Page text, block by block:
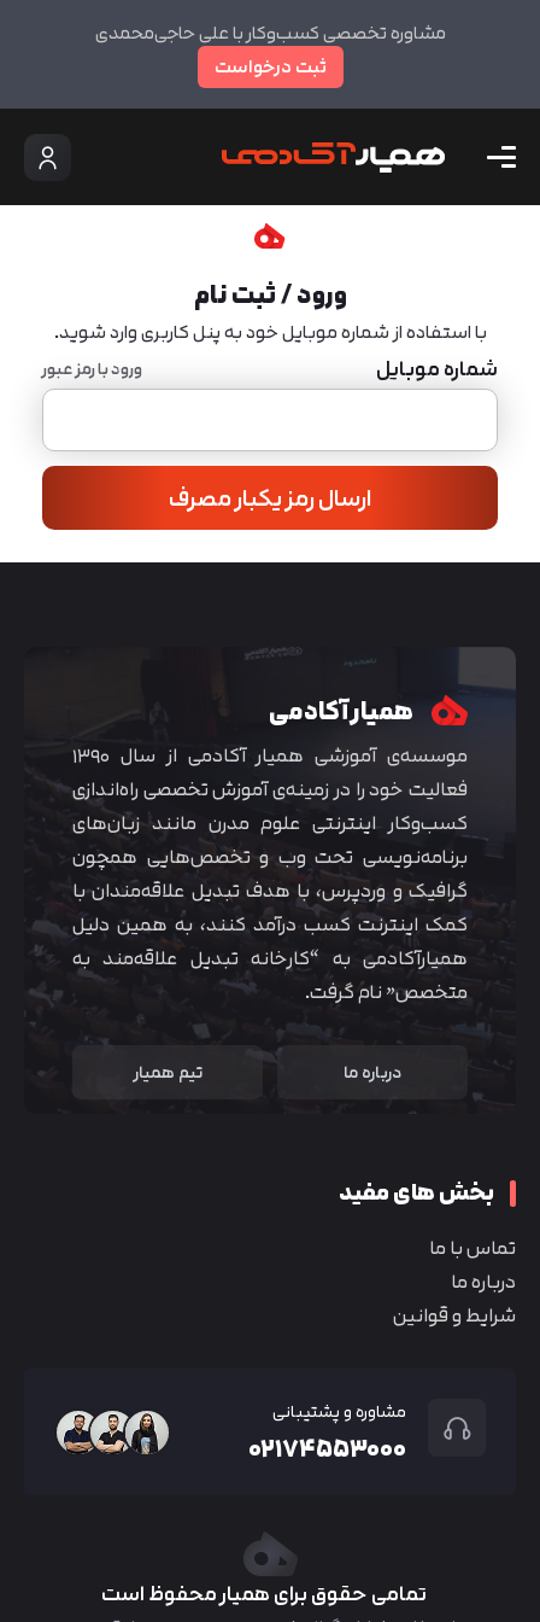
مشاوره تخصصی کسب‌وکار با علی حاجی‌محمدی
ثبت درخواست
ورود / ثبت نام
با استفاده از شماره موبایل خود به پنل کاربری وارد شوید.
شماره موبایل ورود با رمز عبور
ارسال رمز یکبار مصرف
همیار آکادمی
موسسه‌ی آموزشی همیار آکادمی از سال ۱۳۹۰
فعالیت خود را در زمینه‌ی آموزش تخصصی راه‌اندازی
کسب‌و‌کار اینترنتی علوم مدرن مانند زبان‌های
برنامه‌نویسی تحت وب و تخصص‌هایی همچون
گرافیک و وردپرس، با هدف تبدیل علاقه‌مندان با
کمک اینترنت کسب درآمد کنند، به همین دلیل
همیارآکادمی به “کارخانه تبدیل علاقه‌مند به
متخصص” نام گرفت.
درباره ما تیم همیار
بخش های مفید
تماس با ما
درباره ما
شرایط و قوانین
مشاوره و پشتیبانی
۰۲۱۷۴۵۵۳۰۰۰
تمامی حقوق برای همیار محفوظ است
متوجه شدم